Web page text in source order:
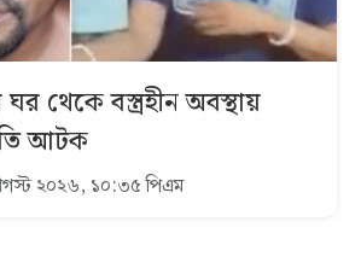
ঘর থেকে বস্ত্রহীন অবস্থায়
আটক
২০২৬, ১০:৩৫ পিএম